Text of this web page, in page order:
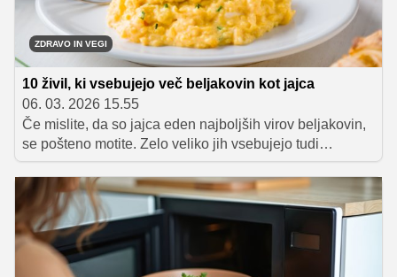
ZDRAVO IN VEGI
10 živil, ki vsebujejo več beljakovin kot jajca
06. 03. 2026 15.55
Če mislite, da so jajca eden najboljših virov beljakovin,
se pošteno motite. Zelo veliko jih vsebujejo tudi
nekatera druga živila. Nekatera od njih vas znajo tudi
malce presenetiti.